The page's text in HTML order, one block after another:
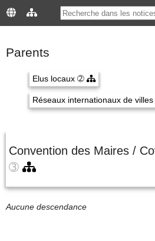
Parents
Elus locaux ➁
Réseaux internationaux de
Convention des Maires /
➂
Aucune descendance